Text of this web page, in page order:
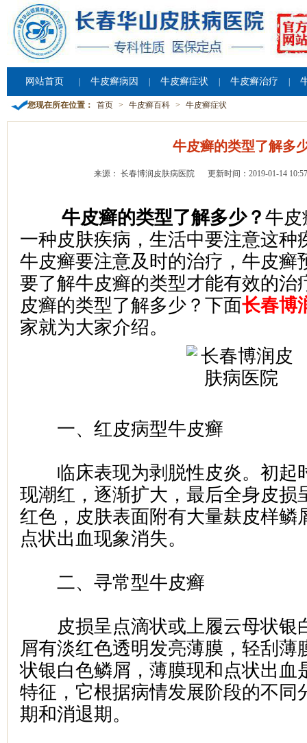
网站首页 牛皮癣病因 牛皮癣症状 牛皮癣治疗
您现在所在位置： 首页 > 牛皮癣百科 > 牛皮癣症状
牛皮癣的类型了解多
来源： 长春博润皮肤病医院 更新时间：2019-01-14
牛皮癣的类型了解多少？ 牛皮
一种皮肤疾病，生活中要注意这种
牛皮癣要注意及时的治疗，牛皮癣
要了解牛皮癣的类型才能有效的治
皮癣的类型了解多少？下面长春博
家就为大家介绍。
一、红皮病型牛皮癣
临床表现为剥脱性皮炎。初起
现潮红，逐渐扩大，最后全身皮损
红色，皮肤表面附有大量麸皮样鳞
点状出血现象消失。
二、寻常型牛皮癣
皮损呈点滴状或上履云母状银
屑有淡红色透明发亮薄膜，轻刮薄
状银白色鳞屑，薄膜现和点状出血
特征，它根据病情发展阶段的不同
期和消退期。